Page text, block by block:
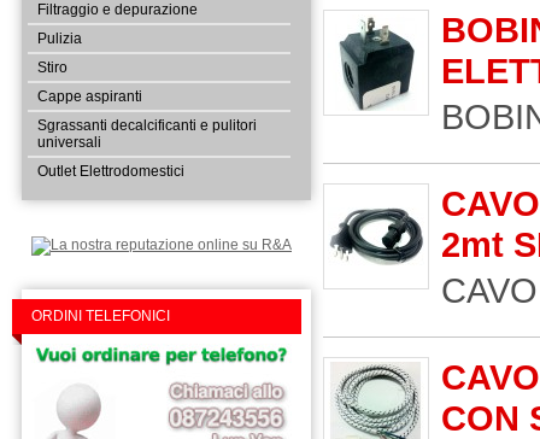
Filtraggio e depurazione
Pulizia
Stiro
Cappe aspiranti
Sgrassanti decalcificanti e pulitori
universali
Outlet Elettrodomestici
ORDINI TELEFONICI
2mt
CON